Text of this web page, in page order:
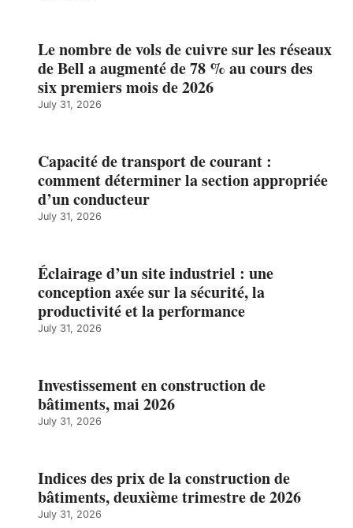
Le nombre de vols de cuivre sur les réseaux
de Bell a augmenté de 78 % au cours des
six premiers mois de 2026
July 31, 2026
Capacité de transport de courant :
comment déterminer la section appropriée
d’un conducteur
July 31, 2026
Éclairage d’un site industriel : une
conception axée sur la sécurité, la
productivité et la performance
July 31, 2026
Investissement en construction de
bâtiments, mai 2026
July 31, 2026
Indices des prix de la construction de
bâtiments, deuxième trimestre de 2026
July 31, 2026